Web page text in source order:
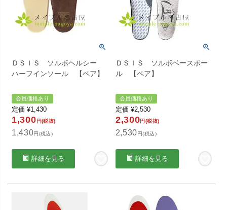
ＤＳＩＳ ソルボヘルシー
ハーフインソール 【ペア】
会員価格あり
定価 ¥1,430
1,300 円(税抜)
1,430円(税込)
詳細を見る
ＤＳＩＳ ソルボベースボー
ル 【ペア】
会員価格あり
定価 ¥2,530
2,300円(税抜)
2,530円(税込)
詳細を見る